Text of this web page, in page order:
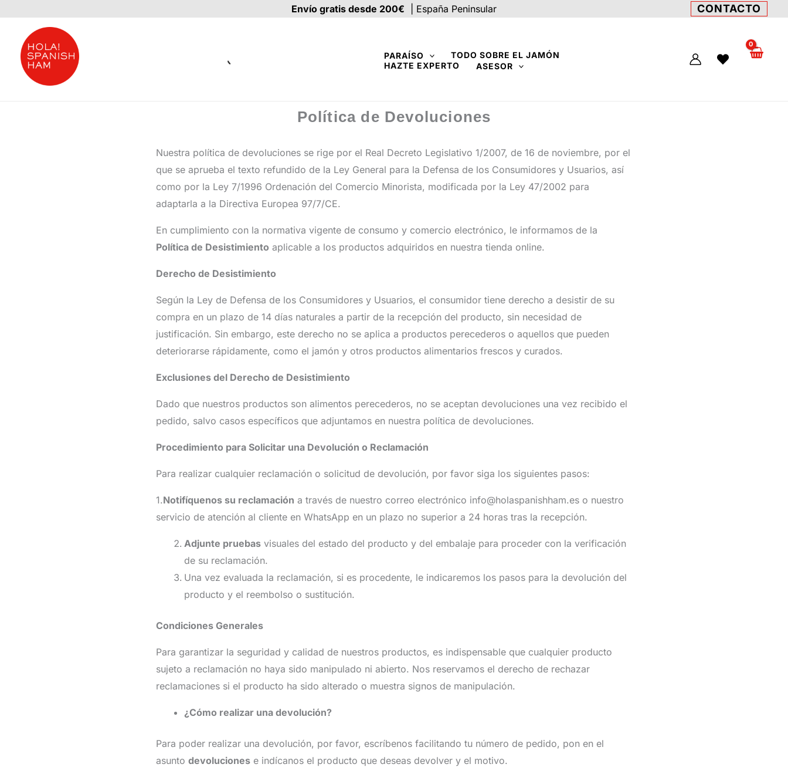
contenido
Envío gratis desde 200€ | España Peninsular CONTACTO
PARAÍSO
TODO SOBRE EL JAMÓN
HAZTE EXPERTO
ASESOR
Política de Devoluciones
Nuestra política de devoluciones se rige por el Real Decreto Legislativo 1/2007, de 16 de noviembre, por el
que se aprueba el texto refundido de la Ley General para la Defensa de los Consumidores y Usuarios, así
como por la Ley 7/1996 Ordenación del Comercio Minorista, modificada por la Ley 47/2002 para
adaptarla a la Directiva Europea 97/7/CE.
En cumplimiento con la normativa vigente de consumo y comercio electrónico, le informamos de la
Política de Desistimiento aplicable a los productos adquiridos en nuestra tienda online.
Derecho de Desistimiento
Según la Ley de Defensa de los Consumidores y Usuarios, el consumidor tiene derecho a desistir de su
compra en un plazo de 14 días naturales a partir de la recepción del producto, sin necesidad de
justificación. Sin embargo, este derecho no se aplica a productos perecederos o aquellos que pueden
deteriorarse rápidamente, como el jamón y otros productos alimentarios frescos y curados.
Exclusiones del Derecho de Desistimiento
Dado que nuestros productos son alimentos perecederos, no se aceptan devoluciones una vez recibido el
pedido, salvo casos específicos que adjuntamos en nuestra política de devoluciones.
Procedimiento para Solicitar una Devolución o Reclamación
Para realizar cualquier reclamación o solicitud de devolución, por favor siga los siguientes pasos:
1.Notifíquenos su reclamación a través de nuestro correo electrónico info@holaspanishham.es o nuestro
servicio de atención al cliente en WhatsApp en un plazo no superior a 24 horas tras la recepción.
Adjunte pruebas visuales del estado del producto y del embalaje para proceder con la verificación
de su reclamación.
Una vez evaluada la reclamación, si es procedente, le indicaremos los pasos para la devolución del
producto y el reembolso o sustitución.
Condiciones Generales
Para garantizar la seguridad y calidad de nuestros productos, es indispensable que cualquier producto
sujeto a reclamación no haya sido manipulado ni abierto. Nos reservamos el derecho de rechazar
reclamaciones si el producto ha sido alterado o muestra signos de manipulación.
¿Cómo realizar una devolución?
Para poder realizar una devolución, por favor, escríbenos facilitando tu número de pedido, pon en el
asunto devoluciones e indícanos el producto que deseas devolver y el motivo.